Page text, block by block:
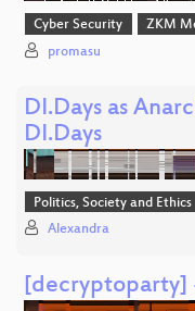
Cyber Security ZKM
promasu
DI.Days as
DI.Days
Politics, Society and Ethics
Alexandra
[decryptoparty]